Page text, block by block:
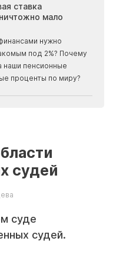
ставка
мало
нужно
под 2%? Почему
наши пенсионные
проценты по миру?
судей
суде
судей.
в